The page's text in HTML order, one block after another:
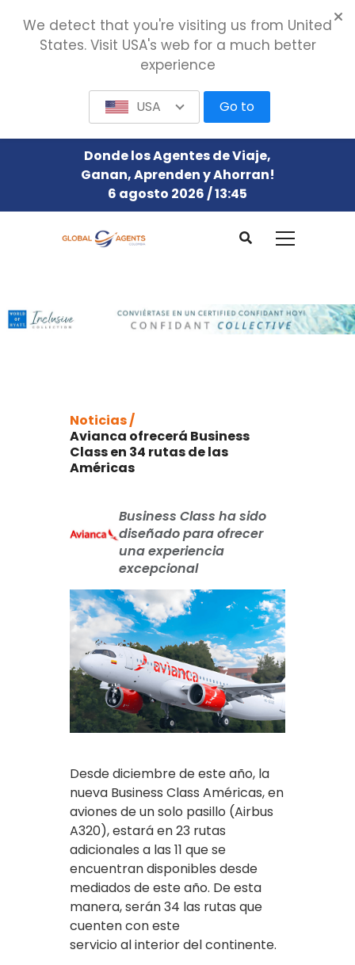
Donde los Agentes de Viaje,
Ganan, Aprenden y Ahorran!
6 agosto 2026 / 13:45
Noticias /
Avianca ofrecerá Business
Class en 34 rutas de las
Américas
Business Class ha sido
diseñado para ofrecer
una experiencia
excepcional
Desde diciembre de este año, la
nueva Business Class Américas, en
aviones de un solo pasillo (Airbus
A320), estará en 23 rutas
adicionales a las 11 que se
encuentran disponibles desde
mediados de este año. De esta
manera, serán 34 las rutas que
cuenten con este
servicio al interior del continente.
We detect that you're visiting us from United
States. Visit USA's web for a much better
experience
USA Go to